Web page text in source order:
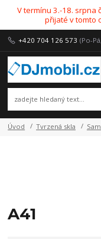
V termínu 3.-18.
přijaté v tomto
+420 704 126 573 (Po-
Úvod Tvrzená skla
A41